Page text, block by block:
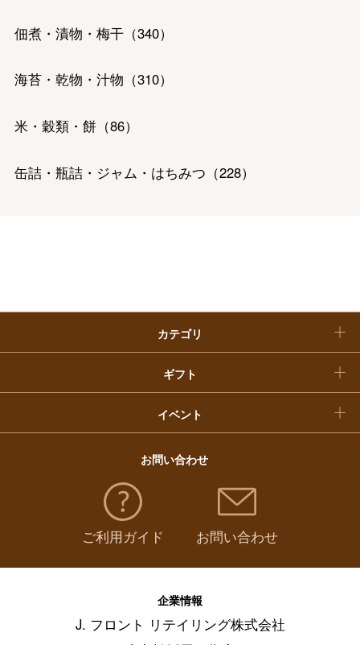
佃煮・漬物・梅干（340）
海苔・乾物・汁物 （310）
米・穀類・餅（86）
缶詰・瓶詰・ジャム・はちみつ （228）
惣菜・弁当・鍋（770）
コーヒー・紅茶・日本茶・ドリンク（642）
チーズ・乳製品・冷凍食品 （ 123
フルーツ・野菜（151
麺類・レトルト食品（ 434
美容・健康食品（64
カテゴリ
ビューティー
ファッション
ホーム＆インテリア
ベビー＆キッズ
ギフト
大丸・松坂屋のギフト
出産内祝い
お香典返し
イベント
敬老の日
福袋
お問い合わせ
ご利用ガイド お問い合わせ
企業情報
J. フロント リテイリング株式会社